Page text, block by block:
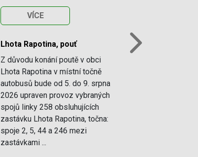
VÍCE
Lhota Rapotina, pouť
Z důvodu konání poutě v obci
Lhota Rapotina v místní točně
autobusů bude od 5. do 9. srpna
2026 upraven provoz vybraných
spojů linky 258 obsluhujících
zastávku Lhota Rapotina, točna:
spoje 2, 5, 44 a 246 mezi
zastávkami ...